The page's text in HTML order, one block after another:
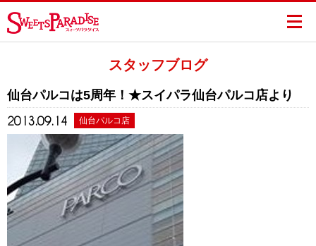
スタッフブログ
仙台パルコは5周年！★スイパラ仙台パルコ店より
2013.09.14 仙台パルコ店